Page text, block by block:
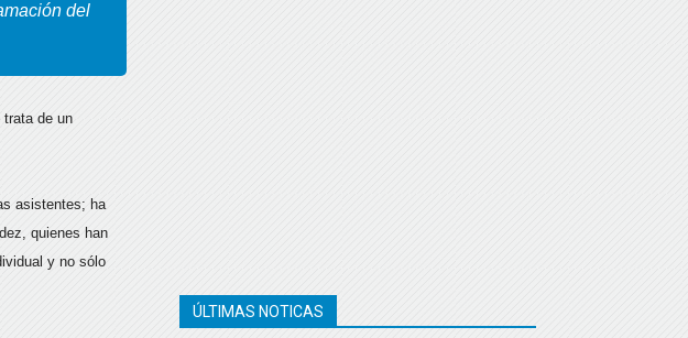
del
de un
asistentes; ha
quienes han
y no sólo
ÚLTIMAS NOTICAS